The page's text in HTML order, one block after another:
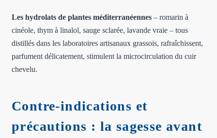
Les hydrolats de plantes méditerranéennes – romarin à
cinéole, thym à linalol, sauge sclarée, lavande vraie – tous
distillés dans les laboratoires artisanaux grassois, rafraîchissent,
parfument délicatement, stimulent la microcirculation du cuir
chevelu.
Contre-indications et
précautions : la sagesse avant